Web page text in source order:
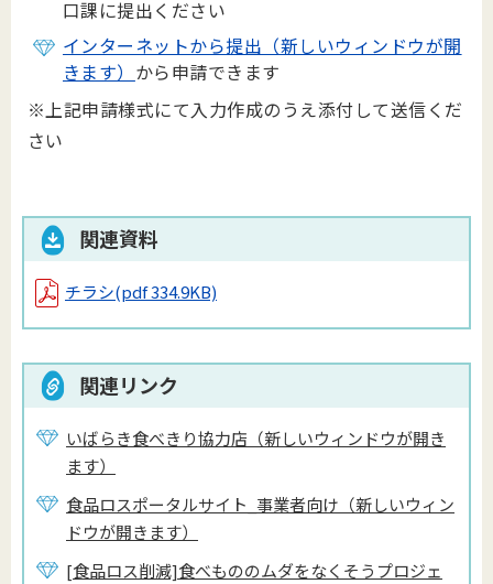
口課に提出ください
インターネットから提出（新しいウィンドウが開
きます） から申請できます
※上記申請様式にて入力作成のうえ添付して送信くだ
さい
関連資料
チラシ(pdf 334.9KB)
関連リンク
いばらき食べきり協力店（新しいウィンドウが開き
ます）
食品ロスポータルサイト_事業者向け（新しいウィン
ドウが開きます）
[食品ロス削減]食べもののムダをなくそうプロジェ